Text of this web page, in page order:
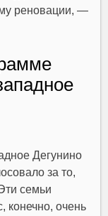
реновации, —
Дегунино
за то,
семьи
конечно, очень